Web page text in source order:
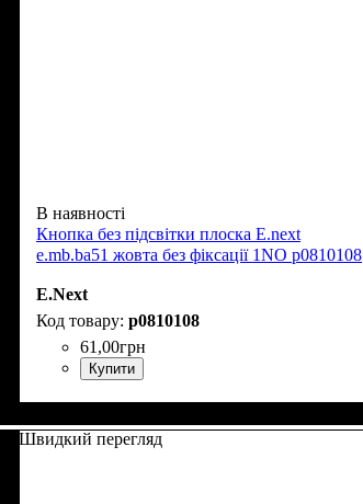
В наявності
Кнопка без підсвітки плоска E.next
e.mb.ba51 жовта без фіксації 1NO p0810108
E.Next
p0810108
61 ,00грн
Купити
Швидкий перегляд